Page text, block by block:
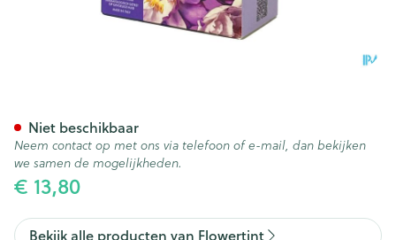
€ 13,80
Niet beschikbaar
Neem contact op met ons via telefoon of e-mail, dan bekijken
we samen de mogelijkheden.
Bekijk alle producten van Flowertint